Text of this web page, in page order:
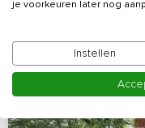
je voorkeuren later nog
Instellen